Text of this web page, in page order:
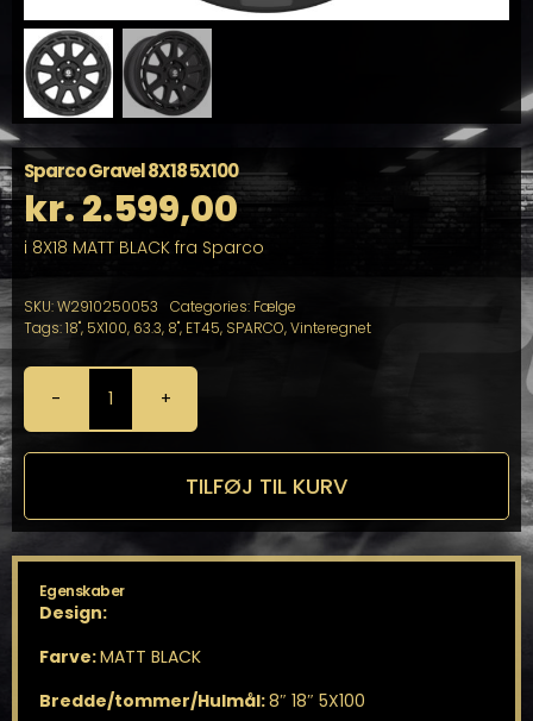
Sparco Gravel 8X18 5X100
kr.2.599,00
i 8X18 MATT BLACK fra Sparco
SKU:W2910250053 Categories: Fælge
Tags:18", 5X100, 63.3, 8", ET45, SPARCO,Vinteregnet
Sparco
Gravel
8X18
TILFØJ TIL KURV
Egenskaber
Design:
Farve:MATT BLACK
Bredde/tommer/Hulmål:8″ 18″ 5X100